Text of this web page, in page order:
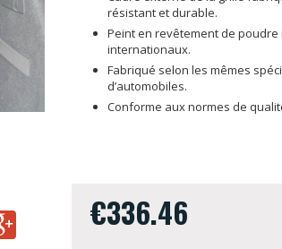
résistant et durable.
Peint en revêtement de
internationaux.
Fabriqué selon les mêmes
d’automobiles.
Conforme aux normes de
€336.46